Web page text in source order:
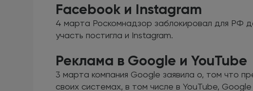
Facebook и Instagram
4 марта Роскомнадзор заблокировал для РФ
участь постигла и Instagram.
Реклама в Google и YouTube
3 марта компания Google заявила о, том что
своих системах, в том числе в YouTube,